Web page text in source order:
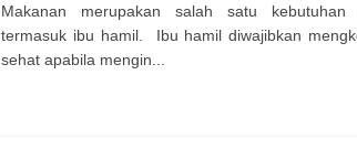
Makanan merupakan salah satu kebutuhan
termasuk ibu hamil. Ibu hamil diwajibkan
sehat apabila mengin...